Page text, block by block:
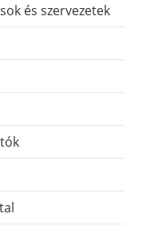
és szervezetek